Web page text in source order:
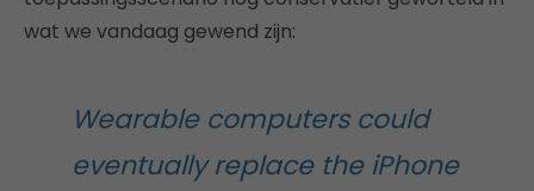
wat we vandaag gewend zijn:
Wearable computers could
eventually replace the iPhone